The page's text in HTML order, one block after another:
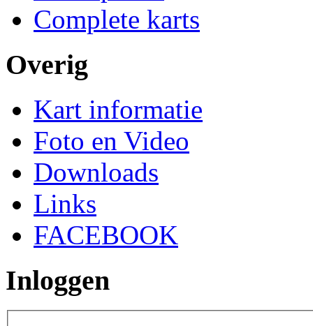
Complete karts
Overig
Kart informatie
Foto en Video
Downloads
Links
FACEBOOK
Inloggen